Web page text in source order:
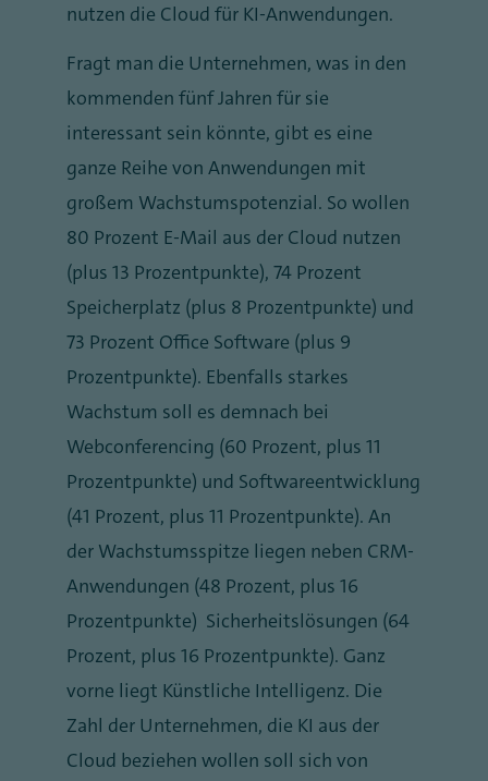
nutzen die Cloud für KI-Anwendungen.
Fragt man die Unternehmen, was in den
kommenden fünf Jahren für sie
interessant sein könnte, gibt es eine
ganze Reihe von Anwendungen mit
großem Wachstumspotenzial. So wollen
80 Prozent E-Mail aus der Cloud nutzen
(plus 13 Prozentpunkte), 74 Prozent
Speicherplatz (plus 8 Prozentpunkte) und
73 Prozent Office Software (plus 9
Prozentpunkte). Ebenfalls starkes
Wachstum soll es demnach bei
Webconferencing (60 Prozent, plus 11
Prozentpunkte) und Softwareentwicklung
(41 Prozent, plus 11 Prozentpunkte). An
der Wachstumsspitze liegen neben CRM-
Anwendungen (48 Prozent, plus 16
Prozentpunkte) Sicherheitslösungen (64
Prozent, plus 16 Prozentpunkte). Ganz
vorne liegt Künstliche Intelligenz. Die
Zahl der Unternehmen, die KI aus der
Cloud beziehen wollen soll sich von